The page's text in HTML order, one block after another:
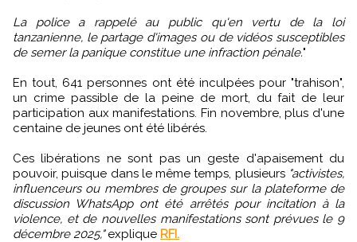
La police a rappelé au public qu'en vertu de la loi
tanzanienne, le partage d'images ou de vidéos susceptibles
de semer la panique constitue une infraction pénale."
En tout, 641 personnes ont été inculpées pour "trahison",
un crime passible de la peine de mort, du fait de leur
participation aux manifestations. Fin novembre, plus d'une
centaine de jeunes ont été libérés.
Ces libérations ne sont pas un geste d'apaisement du
pouvoir, puisque dans le même temps, plusieurs "activistes,
influenceurs ou membres de groupes sur la plateforme de
discussion WhatsApp ont été arrêtés pour incitation à la
violence, et de nouvelles manifestations sont prévues le 9
décembre 2025,"explique RFI.